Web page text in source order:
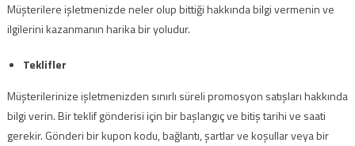
Müşterilere işletmenizde neler olup bittiği hakkında bilgi vermenin ve
ilgilerini kazanmanın harika bir yoludur.
Teklifler
Müşterilerinize işletmenizden sınırlı süreli promosyon satışları hakkında
bilgi verin. Bir teklif gönderisi için bir başlangıç ​​ve bitiş tarihi ve saati
gerekir. Gönderi bir kupon kodu, bağlantı, şartlar ve koşullar veya bir